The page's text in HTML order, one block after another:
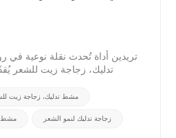
تريدين أداة تُحدث نقلة نوعية في
تدليك، زجاجة زيت للشعر
الزجاجة وضع الزيوت
مشط تدليك، زجاجة زيت
مشط ذو 8 بكرات،
زجاجة تدليك لنمو الشعر